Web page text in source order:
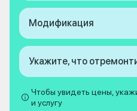
Модификация
Укажите, что
Чтобы увидеть цены,
и услугу